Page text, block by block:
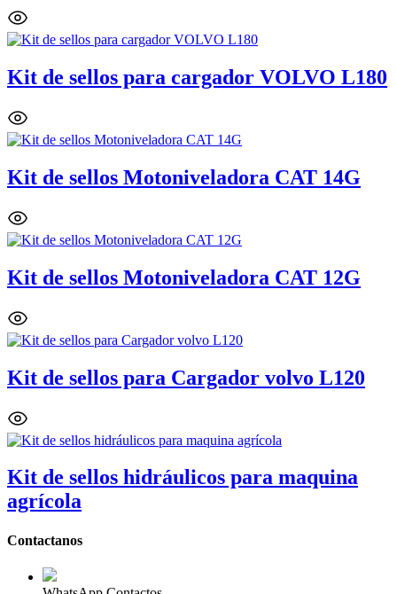
Kit de sellos para cargador VOLVO L180
Kit de sellos Motoniveladora CAT 14G
Kit de sellos Motoniveladora CAT 12G
Kit de sellos para Cargador volvo L120
Kit de sellos hidráulicos para maquina
agrícola
Contactanos